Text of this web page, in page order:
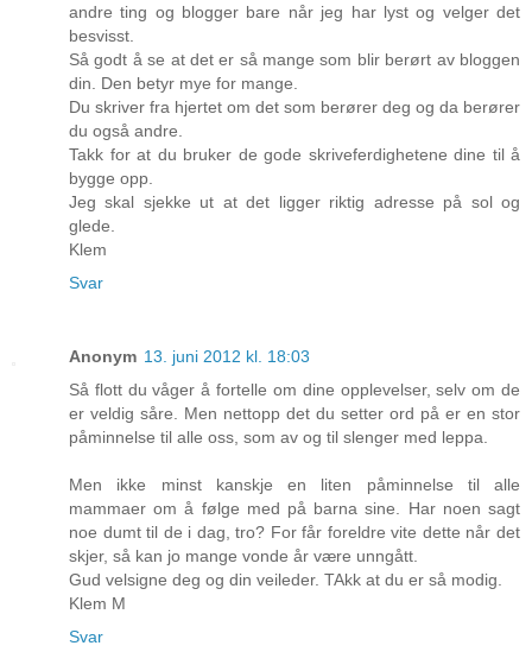
andre ting og blogger bare når jeg har lyst og velger det
besvisst.
Så godt å se at det er så mange som blir berørt av bloggen
din. Den betyr mye for mange.
Du skriver fra hjertet om det som berører deg og da berører
du også andre.
Takk for at du bruker de gode skriveferdighetene dine til å
bygge opp.
Jeg skal sjekke ut at det ligger riktig adresse på sol og
glede.
Klem
Svar
Anonym 13. juni 2012 kl. 18:03
Så flott du våger å fortelle om dine opplevelser, selv om de
er veldig såre. Men nettopp det du setter ord på er en stor
påminnelse til alle oss, som av og til slenger med leppa.
Men ikke minst kanskje en liten påminnelse til alle
mammaer om å følge med på barna sine. Har noen sagt
noe dumt til de i dag, tro? For får foreldre vite dette når det
skjer, så kan jo mange vonde år være unngått.
Gud velsigne deg og din veileder. TAkk at du er så modig.
Klem M
Svar